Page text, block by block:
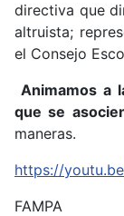
directiva que
altruista;
el Consejo
Animamos a
que se
maneras.
https://
FAMPA